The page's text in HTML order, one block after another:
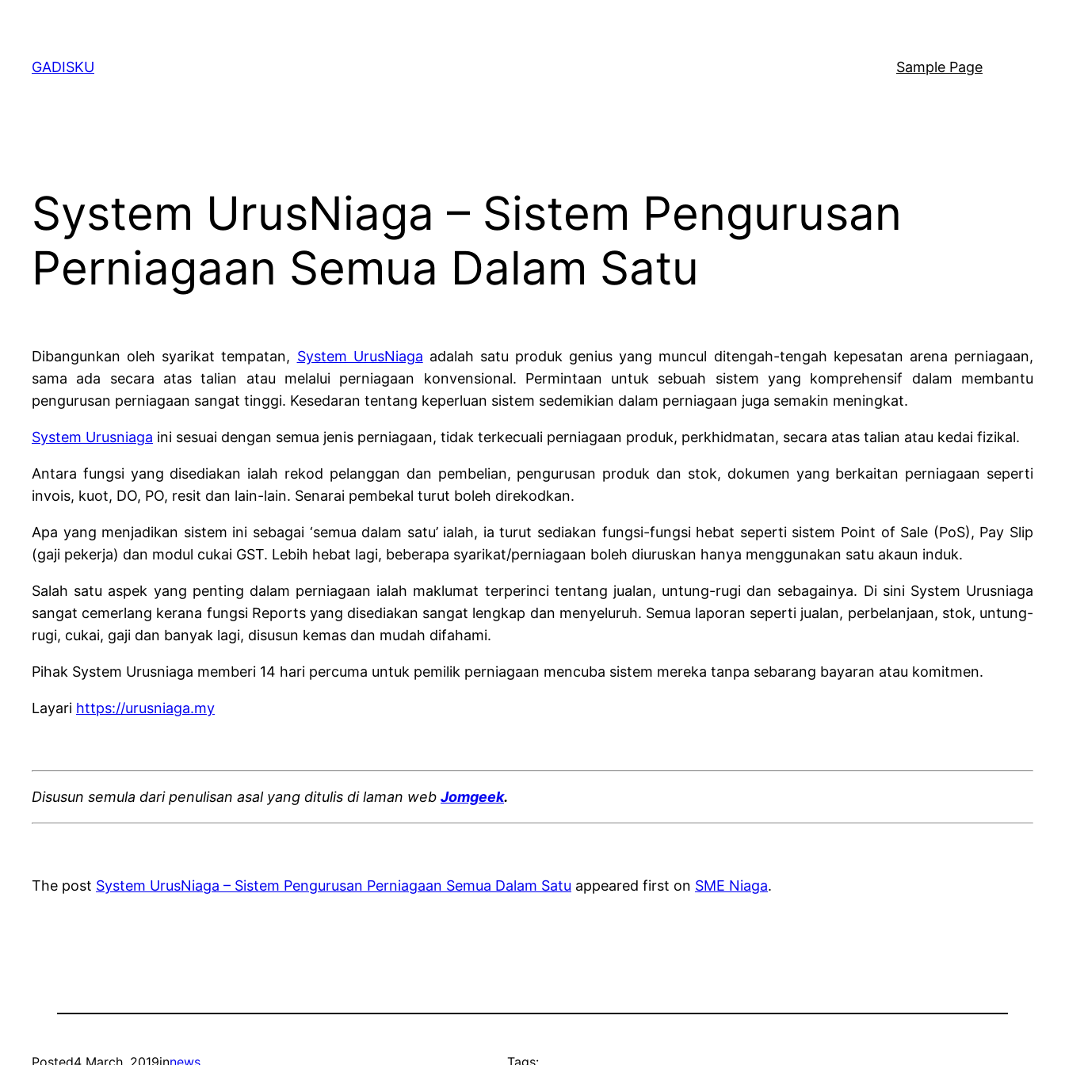
content
GADISKU Sample Page
System UrusNiaga – Sistem Pengurusan
Perniagaan Semua Dalam Satu
Dibangunkan oleh syarikat tempatan, System UrusNiaga adalah satu produk genius yang muncul ditengah-tengah kepesatan arena perniagaan,
sama ada secara atas talian atau melalui perniagaan konvensional. Permintaan untuk sebuah sistem yang komprehensif dalam membantu
pengurusan perniagaan sangat tinggi. Kesedaran tentang keperluan sistem sedemikian dalam perniagaan juga semakin meningkat.
System Urusniaga ini sesuai dengan semua jenis perniagaan, tidak terkecuali perniagaan produk, perkhidmatan, secara atas talian atau kedai fizikal.
Antara fungsi yang disediakan ialah rekod pelanggan dan pembelian, pengurusan produk dan stok, dokumen yang berkaitan perniagaan seperti
invois, kuot, DO, PO, resit dan lain-lain. Senarai pembekal turut boleh direkodkan.
Apa yang menjadikan sistem ini sebagai ‘semua dalam satu’ ialah, ia turut sediakan fungsi-fungsi hebat seperti sistem Point of Sale (PoS), Pay Slip
(gaji pekerja) dan modul cukai GST. Lebih hebat lagi, beberapa syarikat/perniagaan boleh diuruskan hanya menggunakan satu akaun induk.
Salah satu aspek yang penting dalam perniagaan ialah maklumat terperinci tentang jualan, untung-rugi dan sebagainya. Di sini System Urusniaga
sangat cemerlang kerana fungsi Reports yang disediakan sangat lengkap dan menyeluruh. Semua laporan seperti jualan, perbelanjaan, stok, untung-
rugi, cukai, gaji dan banyak lagi, disusun kemas dan mudah difahami.
Pihak System Urusniaga memberi 14 hari percuma untuk pemilik perniagaan mencuba sistem mereka tanpa sebarang bayaran atau komitmen.
Layari https://urusniaga.my
Disusun semula dari penulisan asal yang ditulis di laman web Jomgeek.
The post System UrusNiaga – Sistem Pengurusan Perniagaan Semua Dalam Satu appeared first on SME Niaga.